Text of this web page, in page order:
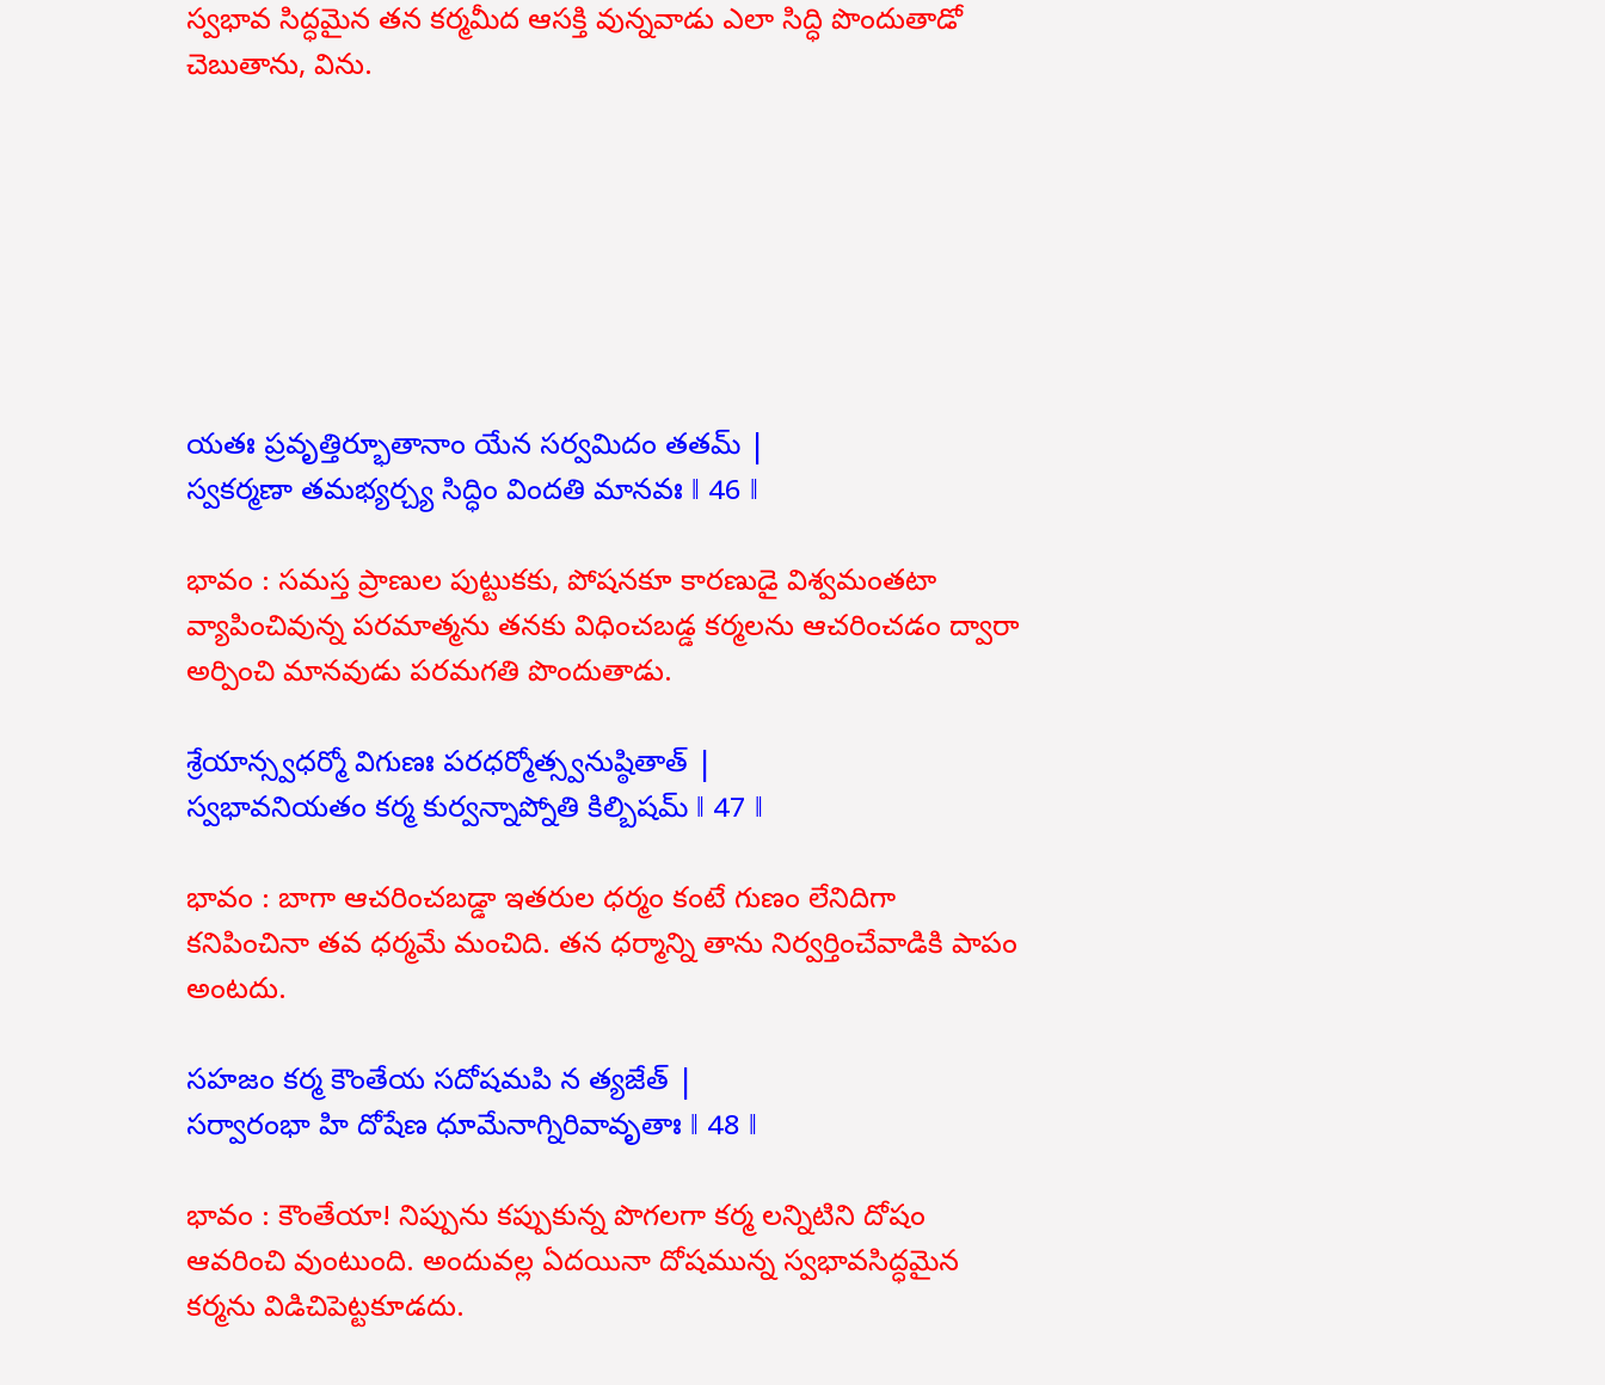
స్వభావ సిద్ధమైన తన కర్మమీద ఆసక్తి వున్నవాడు ఎలా సిద్ధి పొందుతాడో
చెబుతాను, విను.
యతః ప్రవృత్తిర్భూతానాం యేన సర్వమిదం తతమ్ |
స్వకర్మణా తమభ్యర్చ్య సిద్ధిం విందతి మానవః ‖ 46 ‖
భావం : సమస్త ప్రాణుల పుట్టుకకు, పోషనకూ కారణుడై విశ్వమంతటా
వ్యాపించివున్న పరమాత్మను తనకు విధించబడ్డ కర్మలను ఆచరించడం ద్వారా
అర్పించి మానవుడు పరమగతి పొందుతాడు.
శ్రేయాన్స్వధర్మో విగుణః పరధర్మోత్స్వనుష్ఠితాత్ |
స్వభావనియతం కర్మ కుర్వన్నాప్నోతి కిల్బిషమ్ ‖ 47 ‖
భావం : బాగా ఆచరించబడ్డా ఇతరుల ధర్మం కంటే గుణం లేనిదిగా
కనిపించినా తవ ధర్మమే మంచిది. తన ధర్మాన్ని తాను నిర్వర్తించేవాడికి పాపం
అంటదు.
సహజం కర్మ కౌంతేయ సదోషమపి న త్యజేత్ |
సర్వారంభా హి దోషేణ ధూమేనాగ్నిరివావృతాః ‖ 48 ‖
భావం : కౌంతేయా! నిప్పును కప్పుకున్న పొగలగా కర్మ లన్నిటిని దోషం
ఆవరించి వుంటుంది. అందువల్ల ఏదయినా దోషమున్న స్వభావసిద్ధమైన
కర్మను విడిచిపెట్టకూడదు.